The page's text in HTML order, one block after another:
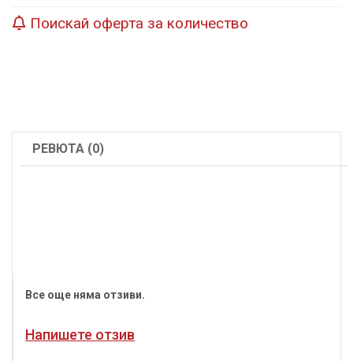
Поискай оферта за количество
РЕВЮТА (0)
Все още няма отзиви.
Напишете отзив